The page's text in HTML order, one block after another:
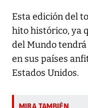
Esta edición del
hito histórico, ya
del Mundo
en sus países
Estados Unidos.